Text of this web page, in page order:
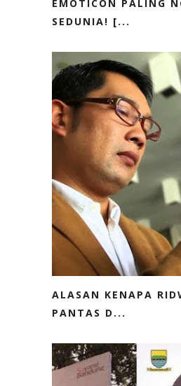
EMOTICON PALING
SEDUNIA! [...
ALASAN KENAPA
PANTAS D...